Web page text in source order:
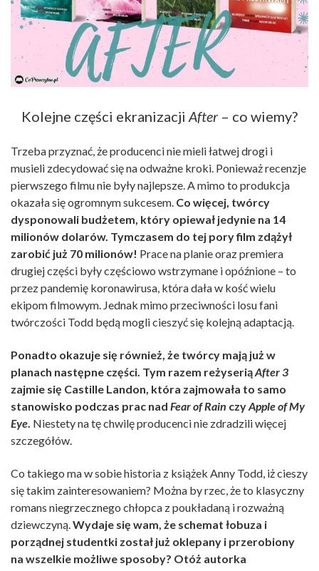
Kolejne części ekranizacji After– co wiemy?
Trzeba przyznać, że producenci nie mieli łatwej drogi i
musieli zdecydować się na odważne kroki. Ponieważ recenzje
pierwszego filmu nie były najlepsze. A mimo to produkcja
okazała się ogromnym sukcesem. Co więcej, twórcy
dysponowali budżetem, który opiewał jedynie na 14
milionów dolarów. Tymczasem do tej pory film zdążył
zarobić już 70 milionów! Prace na planie oraz premiera
drugiej części były częściowo wstrzymane i opóźnione – to
przez pandemię koronawirusa, która dała w kość wielu
ekipom filmowym. Jednak mimo przeciwności losu fani
twórczości Todd będą mogli cieszyć się kolejną adaptacją.
Ponadto okazuje się również, że twórcy mają już w
planach następne części. Tym razem reżyseriąAfter 3
zajmie się Castille Landon, która zajmowała to samo
stanowisko podczas prac nad Fear of Rain czyApple of My
Eye. Niestety na tę chwilę producenci nie zdradzili więcej
szczegółów.
Co takiego ma w sobie historia z książek Anny Todd, iż cieszy
się takim zainteresowaniem? Można by rzec, że to klasyczny
romans niegrzecznego chłopca z poukładaną i rozważną
dziewczyną.Wydaje się wam, że schemat łobuza i
porządnej studentki został już oklepany i przerobiony
na wszelkie możliwe sposoby? Otóż autorka